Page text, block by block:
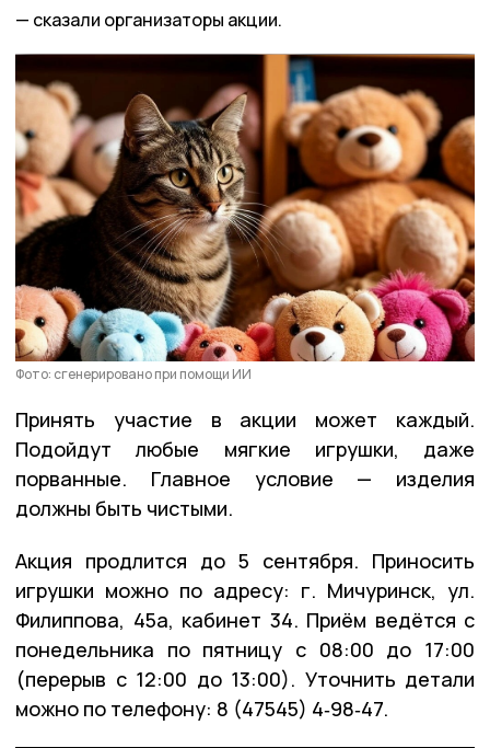
сказали организаторы акции.
Фото: сгенерировано при помощи ИИ
Принять участие в акции может каждый.
Подойдут любые мягкие игрушки, даже
порванные. Главное условие — изделия
должны быть чистыми.
Акция продлится до 5 сентября. Приносить
игрушки можно по адресу: г. Мичуринск, ул.
Филиппова, 45а, кабинет 34. Приём ведётся с
понедельника по пятницу с 08:00 до 17:00
(перерыв с 12:00 до 13:00). Уточнить детали
можно по телефону: 8 (47545) 4‑98‑47.